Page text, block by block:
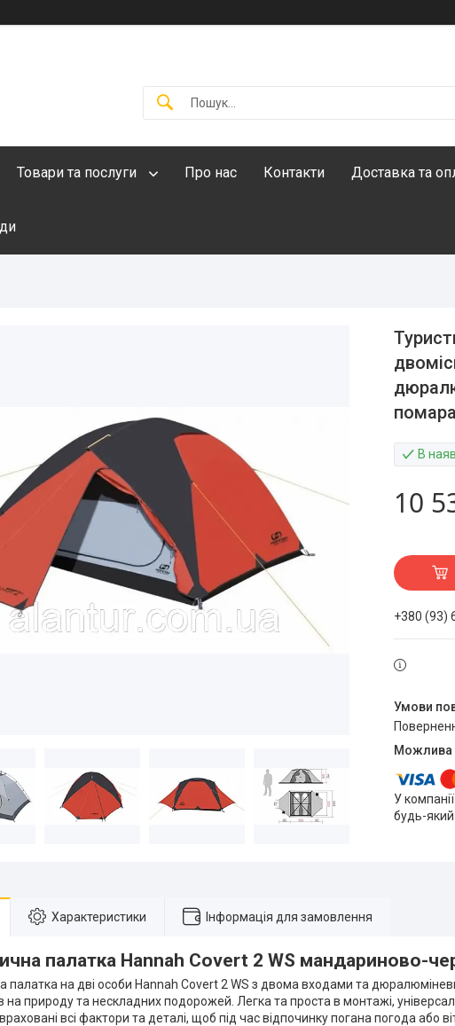
Товари та послуги Про нас Контакти Доставка та
В
10
+380 (93)
У
будь-
Характеристики Інформація для замовлення
палатка Hannah Covert 2 WS мандариново-
палатка на дві особи Hannah Covert 2 WS з двома входами та
на природу та нескладних подорожей. Легка та проста в монтажі,
всі фактори та деталі, щоб під час відпочинку погана погода або